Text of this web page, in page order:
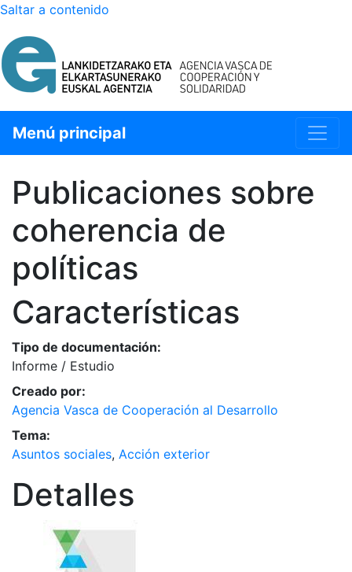
Saltar a contenido
Menú principal
Publicaciones sobre
coherencia de
políticas
Características
Tipo de documentación:
Informe / Estudio
Creado por:
Agencia Vasca de Cooperación al Desarrollo
Tema:
Asuntos sociales, Acción exterior
Detalles